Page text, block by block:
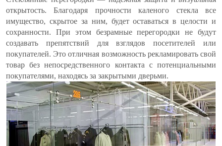
открытость. Благодаря прочности каленого стекла все
имущество, скрытое за ним, будет оставаться в целости и
сохранности. При этом безрамные перегородки не будут
создавать препятствий для взглядов посетителей или
покупателей. Это отличная возможность рекламировать свой
товар без непосредственного контакта с потенциальными
покупателями, находясь за закрытыми дверьми.